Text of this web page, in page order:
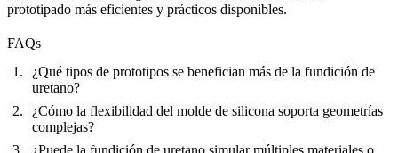
prototipado más eficientes y prácticos disponibles.
FAQs
¿Qué tipos de prototipos se benefician más de la fundición de
uretano?
¿Cómo la flexibilidad del molde de silicona soporta geometrías
complejas?
¿Puede la fundición de uretano simular múltiples materiales o